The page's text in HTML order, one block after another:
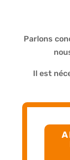
Parlons
Il est